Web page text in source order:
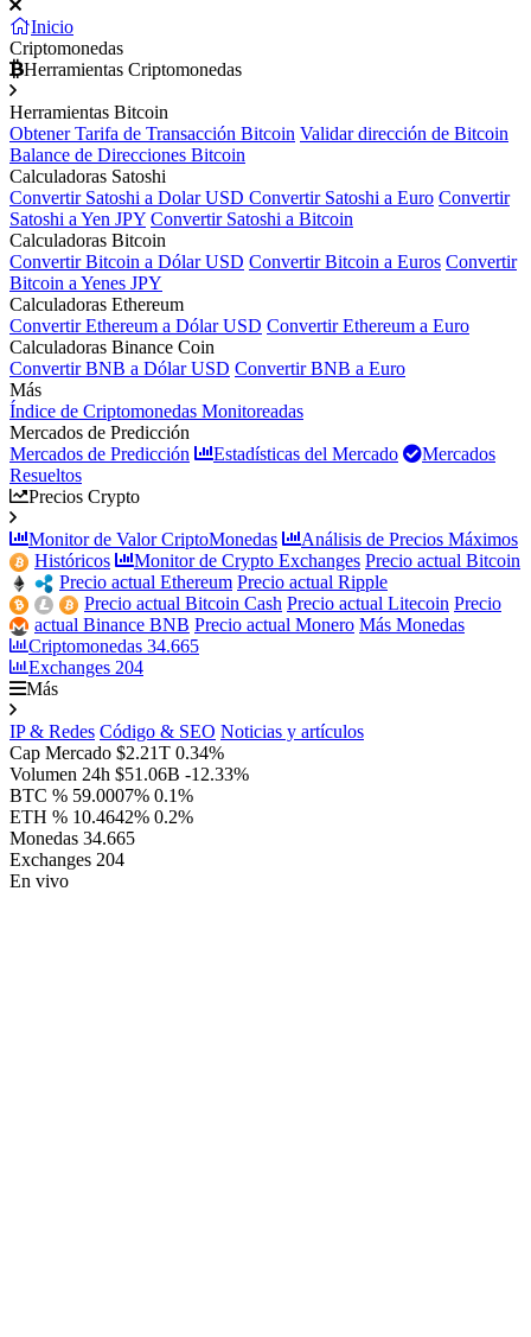
Inicio
Criptomonedas
Herramientas Criptomonedas
Herramientas Bitcoin
Obtener Tarifa de Transacción Bitcoin Validar dirección de Bitcoin
Balance de Direcciones Bitcoin
Calculadoras Satoshi
Convertir Satoshi a Dolar USD Convertir Satoshi a Euro Convertir
Satoshi a Yen JPY Convertir Satoshi a Bitcoin
Calculadoras Bitcoin
Convertir Bitcoin a Dólar USD Convertir Bitcoin a Euros Convertir
Bitcoin a Yenes JPY
Calculadoras Ethereum
Convertir Ethereum a Dólar USD Convertir Ethereum a Euro
Calculadoras Binance Coin
Convertir BNB a Dólar USD Convertir BNB a Euro
Más
Índice de Criptomonedas Monitoreadas
Mercados de Predicción
Mercados de Predicción
Estadísticas del Mercado
Mercados
Resueltos
Precios Crypto
Monitor de Valor CriptoMonedas
Análisis de Precios Máximos
Históricos
Monitor de Crypto Exchanges Precio actual Bitcoin
Precio actual Ethereum Precio actual Ripple
Precio actual Bitcoin Cash Precio actual Litecoin Precio
actual Binance BNB Precio actual Monero Más Monedas
Criptomonedas 34.665
Exchanges 204
Más
IP & Redes Código & SEO Noticias y artículos
Cap Mercado $2.21T 0.34%
Volumen 24h $51.06B -12.33%
BTC % 59.0007% 0.1%
ETH % 10.4642% 0.2%
Monedas 34.665
Exchanges 204
En vivo